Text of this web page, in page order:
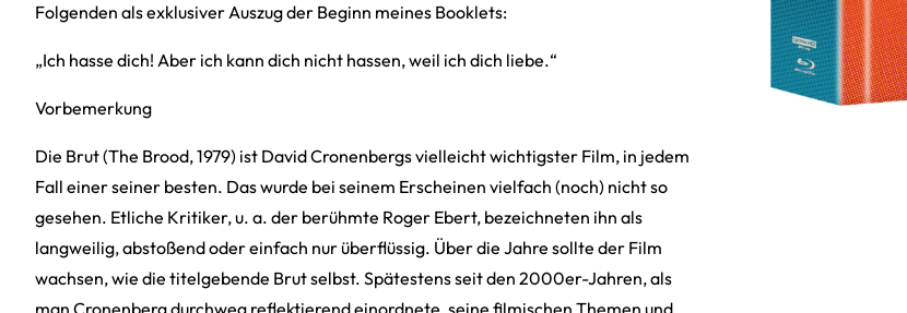
Folgenden als exklusiver Auszug der Beginn meines Booklets:
„Ich hasse dich! Aber ich kann dich nicht hassen, weil ich dich liebe.“
Vorbemerkung
Die Brut (The Brood, 1979) ist David Cronenbergs vielleicht wichtigster Film, in jedem
Fall einer seiner besten. Das wurde bei seinem Erscheinen vielfach (noch) nicht so
gesehen. Etliche Kritiker, u. a. der berühmte Roger Ebert, bezeichneten ihn als
langweilig, abstoßend oder einfach nur überflüssig. Über die Jahre sollte der Film
wachsen, wie die titelgebende Brut selbst. Spätestens seit den 2000er-Jahren, als
man Cronenberg durchweg reflektierend einordnete, seine filmischen Themen und